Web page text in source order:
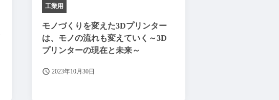
工業用
モノづくりを変えた3Dプリンター
は、モノの流れも変えていく～3D
プリンターの現在と未来～
2023年10月30日